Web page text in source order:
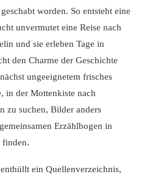
worden. So entsteht eine
unvermutet eine Reise nach
und sie erleben Tage in
den Charme der Geschichte
ungeeignetem frisches
in der Mottenkiste nach
zu suchen, Bilder anders
Erzählbogen in
finden.
ein Quellenverzeichnis,